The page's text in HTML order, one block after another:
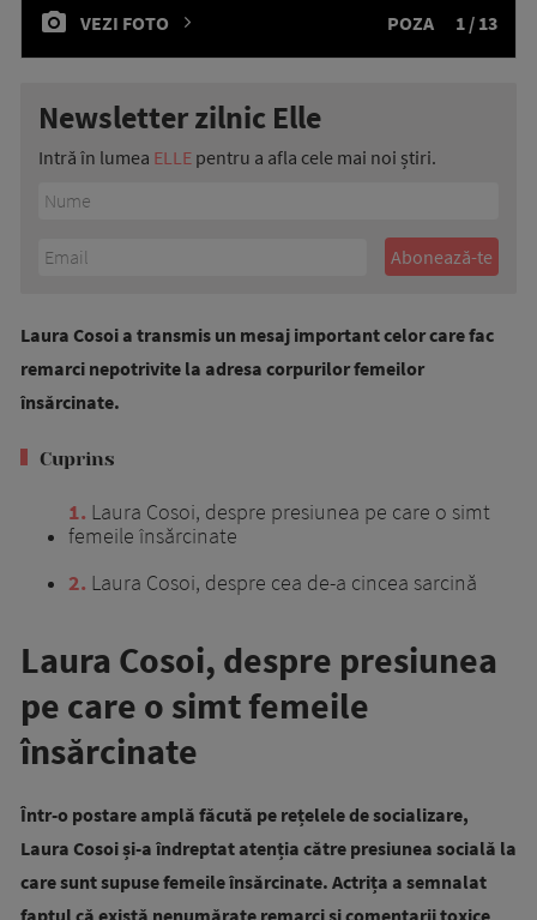
VEZI FOTO POZA 1 / 13
Newsletter zilnic Elle
Intră în lumea ELLE pentru a afla cele mai noi știri.
Laura Cosoi a transmis un mesaj important celor care fac
remarci nepotrivite la adresa corpurilor femeilor
însărcinate.
Cuprins
1 Laura Cosoi, despre presiunea pe care o simt
femeile însărcinate
2 Laura Cosoi, despre cea de-a cincea sarcină
Laura Cosoi, despre presiunea
pe care o simt femeile
însărcinate
Într-o postare amplă făcută pe rețelele de socializare,
Laura Cosoi și-a îndreptat atenția către presiunea socială la
care sunt supuse femeile însărcinate. Actrița a semnalat
faptul că există nenumărate remarci și comentarii toxice